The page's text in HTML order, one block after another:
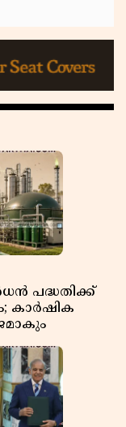
പദ്ധതിക്ക്
കാർഷിക